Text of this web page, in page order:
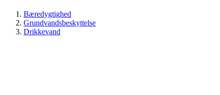
Bæredygtighed
Grundvandsbeskyttelse
Drikkevand